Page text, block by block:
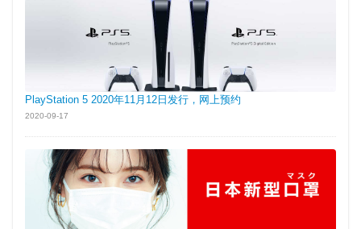
PlayStation 5 2020年11月12日发行，网上预约
2020-09-17